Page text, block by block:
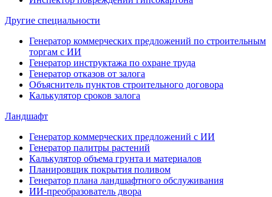
Другие специальности
Генератор коммерческих предложений по строительным
торгам с ИИ
Генератор инструктажа по охране труда
Генератор отказов от залога
Объяснитель пунктов строительного договора
Калькулятор сроков залога
Ландшафт
Генератор коммерческих предложений с ИИ
Генератор палитры растений
Калькулятор объема грунта и материалов
Планировщик покрытия поливом
Генератор плана ландшафтного обслуживания
ИИ-преобразователь двора